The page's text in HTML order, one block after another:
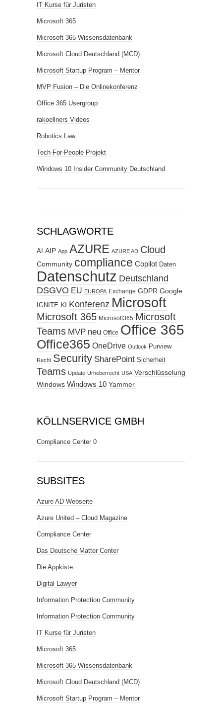
IT Kurse für Juristen
Microsoft 365
Microsoft 365 Wissensdatenbank
Microsoft Cloud Deutschland (MCD)
Microsoft Startup Program – Mentor
MVP Fusion – Die Onlinekonferenz
Office 365 Usergroup
rakoellners Videos
Robotics Law
Tech-For-People Projekt
Windows 10 Insider Community Deutschland
SCHLAGWORTE
AI AIP App AZURE AZURE AD Cloud
Community compliance Copilot Daten
Datenschutz Deutschland
DSGVO EU EUROPA Exchange GDPR Google
IGNITE KI Konferenz Microsoft
Microsoft 365 Microsoft365 Microsoft
Teams MVP neu Office Office 365
Office365 OneDrive Outlook Purview
Recht Security SharePoint Sicherheit
Teams Update Urheberrecht USA Verschlüsselung
Windows Windows 10 Yammer
KÖLLNSERVICE GMBH
Compliance Center 0
SUBSITES
Azure AD Webseite
Azure United – Cloud Magazine
Compliance Center
Das Deutsche Matter Center
Die Appkiste
Digital Lawyer
Information Protection Community
Information Protection Community
IT Kurse für Juristen
Microsoft 365
Microsoft 365 Wissensdatenbank
Microsoft Cloud Deutschland (MCD)
Microsoft Startup Program – Mentor